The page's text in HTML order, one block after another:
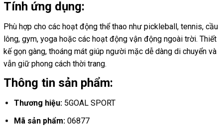
Tính ứng dụng:
Phù hợp cho các hoạt động thể thao như pickleball, tennis, cầu
lông, gym, yoga hoặc các hoạt động vận động ngoài trời. Thiết
kế gọn gàng, thoáng mát giúp người mặc dễ dàng di chuyển và
vẫn giữ phong cách thời trang.
Thông tin sản phẩm:
Thương hiệu:5GOAL SPORT
Mã sản phẩm:06877